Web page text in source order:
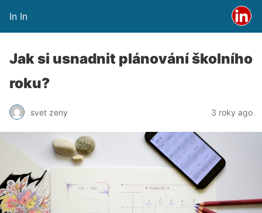
In In
Jak si usnadnit plánování školního
roku?
svet zeny 3 roky ago